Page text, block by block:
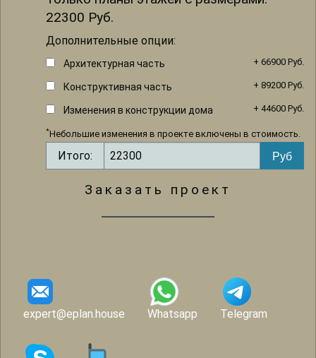
22300 Руб.
Дополнительные опции:
Архитектурная часть + 66900 Руб.
Конструктивная часть + 89200 Руб.
Изменения в конструкции дома + 44600 Руб.
*Небольшие изменения в проекте включены в стоимость.
Итого:
Заказать проект
expert@eplan.house Whatsapp Telegram